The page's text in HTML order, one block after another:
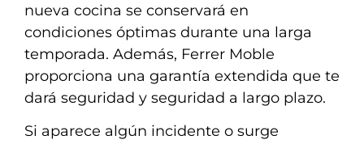
nueva cocina se conservará en
condiciones óptimas durante una larga
temporada. Además, Ferrer Moble
proporciona una garantía extendida que te
dará seguridad y seguridad a largo plazo.
Si aparece algún incidente o surge